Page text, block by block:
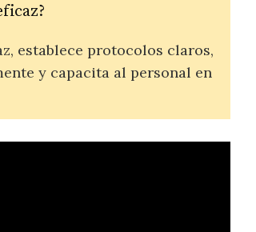
establece protocolos claros,
y capacita al personal en